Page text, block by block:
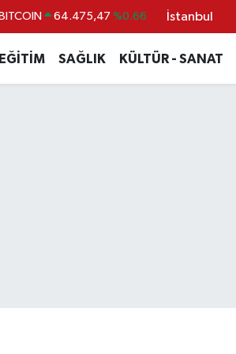
DOLAR 47,5971 %0.05 İstanbul
EĞİTİM SAĞLIK KÜLTÜR - SANAT